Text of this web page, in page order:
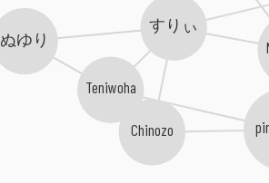
すりぃ
Teniwoha
ぬゆり
Chinozo